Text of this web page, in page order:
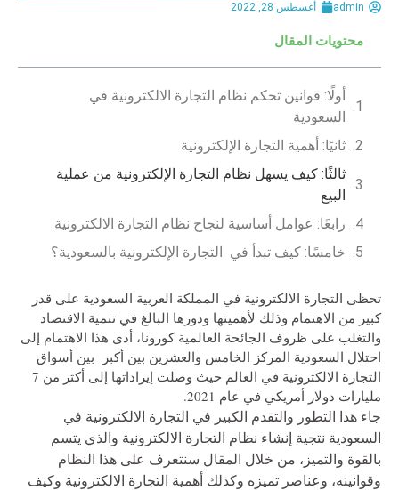
admin أغسطس 28, 2022
محتويات المقال
أولًا: قوانين تحكم نظام التجارة الالكترونية في
السعودية
ثانيًا: أهمية التجارة الإلكترونية
ثالثًا: كيف يسهل نظام التجارة الإلكترونية من عملية
البيع
رابعًا: عوامل أساسية لنجاح نظام التجارة الالكترونية
خامسًا: كيف تبدأ في التجارة الإلكترونية بالسعودية؟
تحظى التجارة الالكترونية في المملكة العربية السعودية على قدر
كبير من الاهتمام وذلك لأهميتها ودورها البالغ في تنمية الاقتصاد
والتغلب على ظروف الجائحة العالمية كورونا، أدى هذا الاهتمام إلى
احتلال السعودية المركز الخامس والعشرين بين أكبر بين أسواق
التجارة الالكترونية في العالم حيث وصلت إيراداتها إلى أكثر من 7
مليارات دولار أمريكي في عام 2021.
جاء هذا التطور والتقدم الكبير في التجارة الالكترونية في
السعودية نتجية إنشاء نظام التجارة الالكترونية والذي يتسم
بالقوة والتميز،من خلال المقال سنتعرف على هذا النظام
وقوانينه، وعناصر تميزه وكذلك أهمية التجارة الالكترونية وكيف